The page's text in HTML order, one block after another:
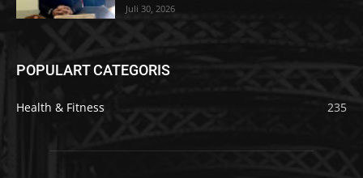
Juli 30, 2026
POPULART CATEGORIS
Health & Fitness 235